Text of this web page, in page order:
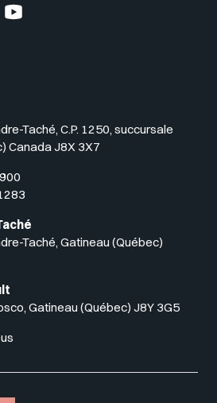
de l'UQO
(Twitter) de l'UQO
YouTube de l'UQO
Taché, C.P. 1250, succursale
Canada J8X 3X7
Taché, Gatineau (Québec)
Gatineau (Québec) J8Y 3G5